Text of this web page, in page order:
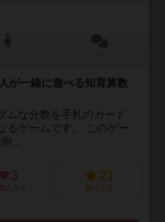
が一緒に遊べる知育算数
ムな分数を手札のカード
るゲームです。 このゲー
...
3
に入り
21
持ってる